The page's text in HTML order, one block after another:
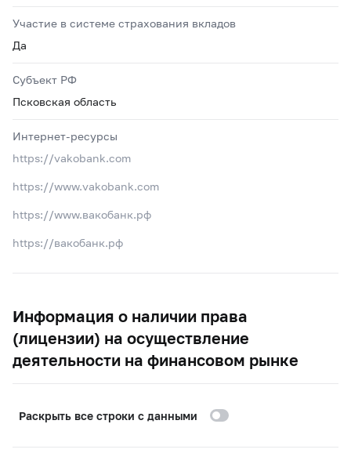
Участие в системе страхования вкладов
Да
Субъект РФ
Псковская область
Интернет-ресурсы
https://vakobank.com
https://www.vakobank.com
https://www.вакобанк.рф
https://вакобанк.рф
Информация о наличии права
(лицензии) на осуществление
деятельности на финансовом рынке
Раскрыть все строки с данными